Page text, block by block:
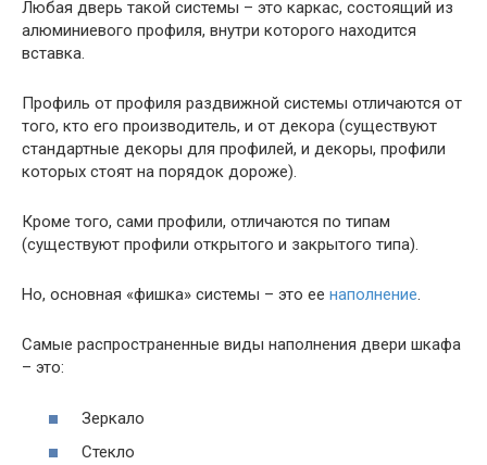
Любая дверь такой системы – это каркас, состоящий из
алюминиевого профиля, внутри которого находится
вставка.
Профиль от профиля раздвижной системы отличаются от
того, кто его производитель, и от декора (существуют
стандартные декоры для профилей, и декоры, профили
которых стоят на порядок дороже).
Кроме того, сами профили, отличаются по типам
(существуют профили открытого и закрытого типа).
Но, основная «фишка» системы – это ее наполнение.
Самые распространенные виды наполнения двери шкафа
– это:
Зеркало
Стекло